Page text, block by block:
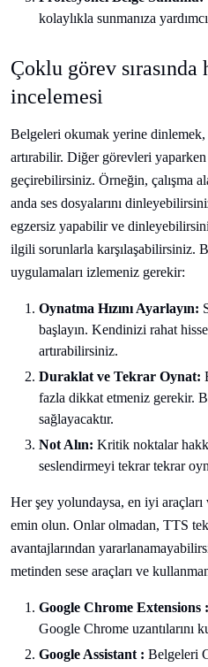
kolaylıkla sunmanıza
Çoklu görev sırasında
incelemesi
Belgeleri okumak yerine
artırabilir. Diğer görevleri
geçirebilirsiniz. Örneğin, çalışma
anda ses dosyalarını
egzersiz yapabilir ve
ilgili sorunlarla karşılaşabilirsiniz.
uygulamaları izlemeniz gerekir:
Oynatma Hızını Ayarlayın:
başlayın. Kendinizi rahat
artırabilirsiniz.
Duraklat ve Tekrar Oynat:
fazla dikkat etmeniz gerekir.
sağlayacaktır.
Not Alın: Kritik noktalar
seslendirmeyi tekrar tekrar
Her şey yolundaysa, en iyi araçları
emin olun. Onlar olmadan, TTS
avantajlarından
metinden sese araçları ve
Google Chrome Extensions :
Google Chrome uzantılarını
Google Assistant : Belgeleri